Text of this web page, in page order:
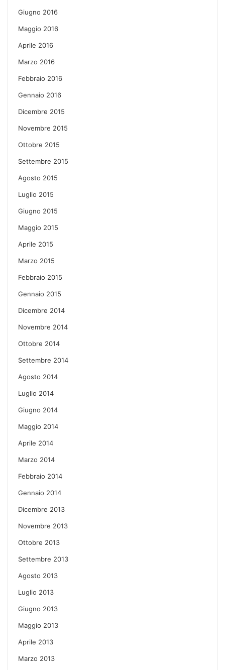
Giugno 2016
Maggio 2016
Aprile 2016
Marzo 2016
Febbraio 2016
Gennaio 2016
Dicembre 2015
Novembre 2015
Ottobre 2015
Settembre 2015
Agosto 2015
Luglio 2015
Giugno 2015
Maggio 2015
Aprile 2015
Marzo 2015
Febbraio 2015
Gennaio 2015
Dicembre 2014
Novembre 2014
Ottobre 2014
Settembre 2014
Agosto 2014
Luglio 2014
Giugno 2014
Maggio 2014
Aprile 2014
Marzo 2014
Febbraio 2014
Gennaio 2014
Dicembre 2013
Novembre 2013
Ottobre 2013
Settembre 2013
Agosto 2013
Luglio 2013
Giugno 2013
Maggio 2013
Aprile 2013
Marzo 2013